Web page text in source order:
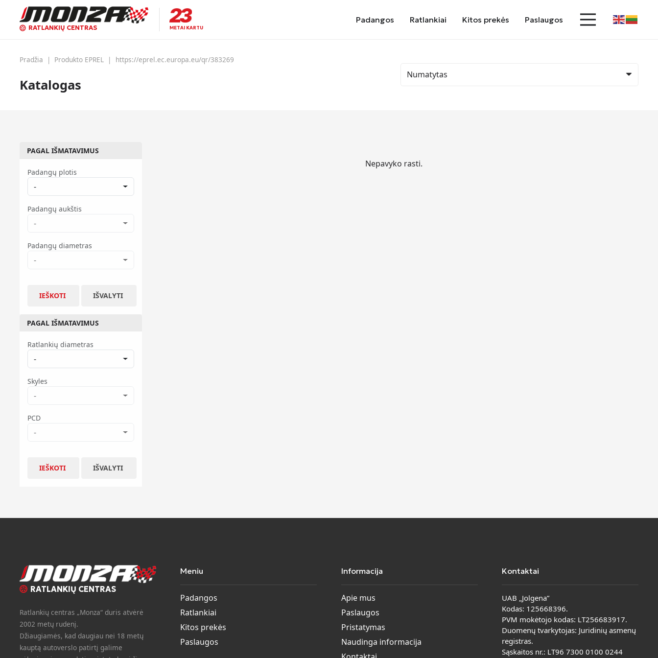
RATLANKIŲ CENTRAS METAI KARTU
Padangos Ratlankiai Kitos prekės Paslaugos
Pradžia | Produkto EPREL | https://eprel.ec.europa.eu/qr/383269
Katalogas
PAGAL IŠMATAVIMUS
Padangų plotis
-
Padangų aukštis
-
Padangų diametras
-
IEŠKOTI IŠVALYTI
PAGAL IŠMATAVIMUS
Ratlankių diametras
-
Skyles
-
PCD
-
IEŠKOTI IŠVALYTI
Nepavyko rasti.
RATLANKIŲ CENTRAS
Ratlankių centras „Monza“ duris atvėrė
2002 metų rudenį.
Džiaugiamės, kad daugiau nei 18 metų
kauptą autoverslo patirtį galime
Meniu
Padangos
Ratlankiai
Kitos prekės
Paslaugos
Informacija
Apie mus
Paslaugos
Pristatymas
Naudinga informacija
Kontaktai
UAB „Jolgena”
Kodas: 125668396.
PVM mokėtojo kodas: LT256683917.
Duomenų tvarkytojas: Juridinių asmenų
registras.
Sąskaitos nr.: LT96 7300 0100 0244